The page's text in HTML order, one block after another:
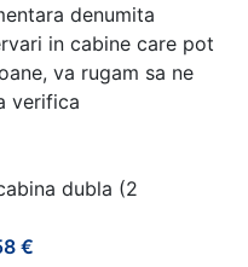
denumita
in cabine care pot
va rugam sa ne
verifica
dubla (2
€